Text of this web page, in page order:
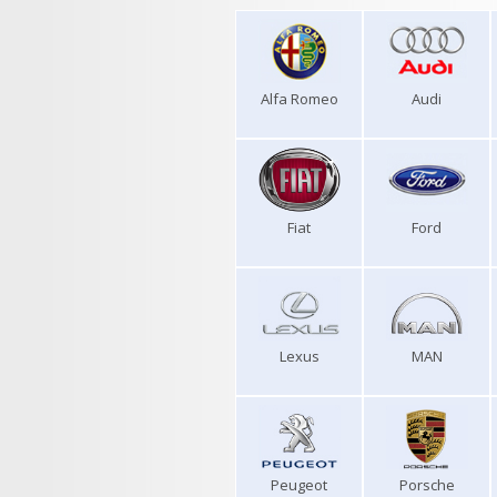
Alfa Romeo Audi
Fiat Ford
Lexus MAN
Peugeot Porsche